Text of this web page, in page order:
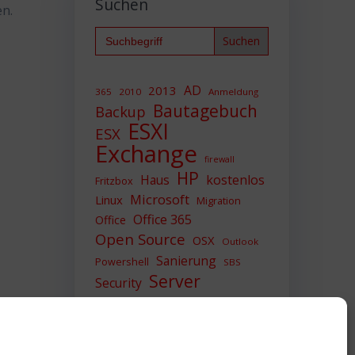
Suchen
Search
for:
365 2010 2013 AD Anmeldung
Backup Bautagebuch
ESX ESXI
Exchange firewall
Fritzbox Haus HP kostenlos
Linux Microsoft Migration
Office Office 365
Open Source OSX Outlook
Powershell Sanierung SBS
Security Server
Sicherheit SIEM